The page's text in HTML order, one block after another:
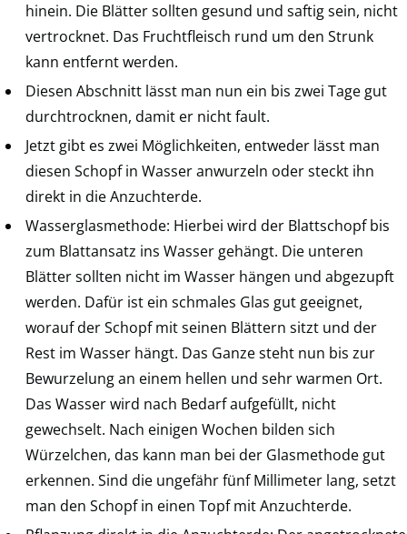
hinein. Die Blätter sollten gesund und saftig sein, nicht
vertrocknet. Das Fruchtfleisch rund um den Strunk
kann entfernt werden.
Diesen Abschnitt lässt man nun ein bis zwei Tage gut
durchtrocknen, damit er nicht fault.
Jetzt gibt es zwei Möglichkeiten, entweder lässt man
diesen Schopf in Wasser anwurzeln oder steckt ihn
direkt in die Anzuchterde.
Wasserglasmethode: Hierbei wird der Blattschopf bis
zum Blattansatz ins Wasser gehängt. Die unteren
Blätter sollten nicht im Wasser hängen und abgezupft
werden. Dafür ist ein schmales Glas gut geeignet,
worauf der Schopf mit seinen Blättern sitzt und der
Rest im Wasser hängt. Das Ganze steht nun bis zur
Bewurzelung an einem hellen und sehr warmen Ort.
Das Wasser wird nach Bedarf aufgefüllt, nicht
gewechselt. Nach einigen Wochen bilden sich
Würzelchen, das kann man bei der Glasmethode gut
erkennen. Sind die ungefähr fünf Millimeter lang, setzt
man den Schopf in einen Topf mit Anzuchterde.